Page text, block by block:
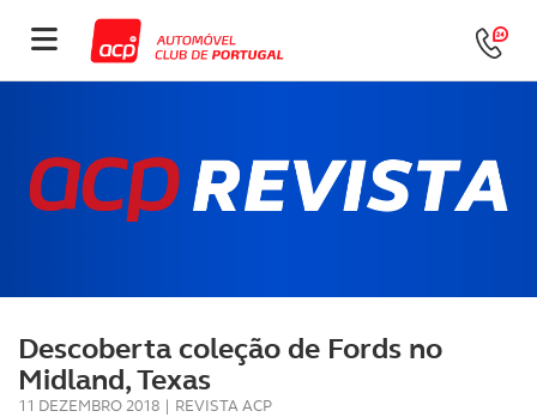
Descoberta coleção de Fords no
Midland, Texas
11 DEZEMBRO 2018 | REVISTA ACP